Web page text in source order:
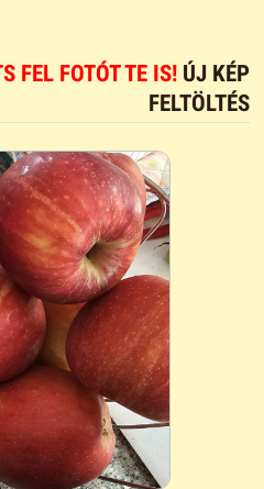
FEL FOTÓT TE IS! ÚJ KÉP
FELTÖLTÉS